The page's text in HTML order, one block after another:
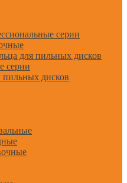
серии
для пильных дисков
серии
пильных дисков